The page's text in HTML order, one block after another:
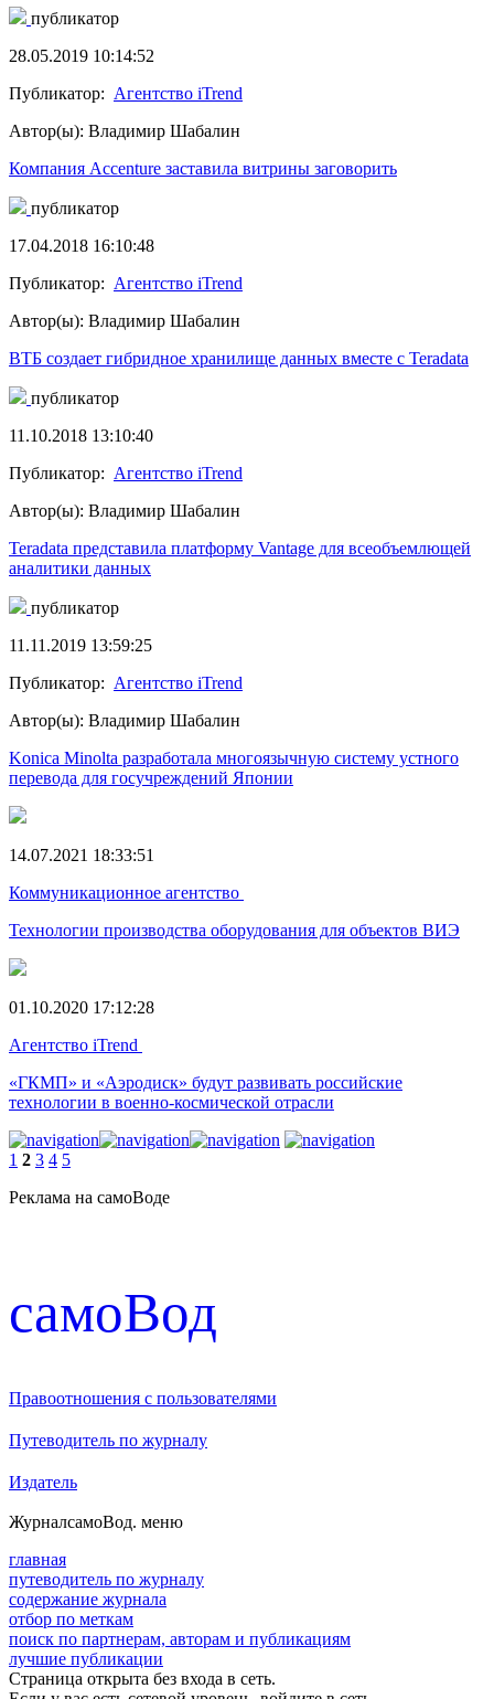
публикатор
28.05.2019 10:14:52
Публикатор: Агентство iTrend
Автор(ы): Владимир Шабалин
Компания Accenture заставила витрины заговорить
публикатор
17.04.2018 16:10:48
Публикатор: Агентство iTrend
Автор(ы): Владимир Шабалин
ВТБ создает гибридное хранилище данных вместе с Teradata
публикатор
11.10.2018 13:10:40
Публикатор: Агентство iTrend
Автор(ы): Владимир Шабалин
Teradata представила платформу Vantage для всеобъемлющей
аналитики данных
публикатор
11.11.2019 13:59:25
Публикатор: Агентство iTrend
Автор(ы): Владимир Шабалин
Konica Minolta разработала многоязычную систему устного
перевода для госучреждений Японии
14.07.2021 18:33:51
Коммуникационное агентство
Технологии производства оборудования для объектов ВИЭ
01.10.2020 17:12:28
Агентство iTrend
«ГКМП» и «Аэродиск» будут развивать российские
технологии в военно-космической отрасли
1 2 3 4 5
Реклама на самоВоде
cамоВод
Правоотношения с пользователями
Путеводитель по журналу
Издатель
ЖурналсамоВод. меню
главная
путеводитель по журналу
содержание журнала
отбор по меткам
поиск по партнерам, авторам и публикациям
лучшие публикации
Страница открыта без входа в сеть.